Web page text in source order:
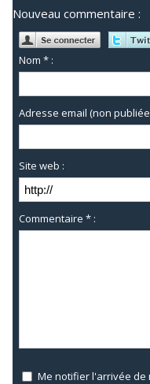
Nouveau commentaire :
Nom * :
Adresse email (non
Site web :
Commentaire * :
Me notifier l'arrivée de